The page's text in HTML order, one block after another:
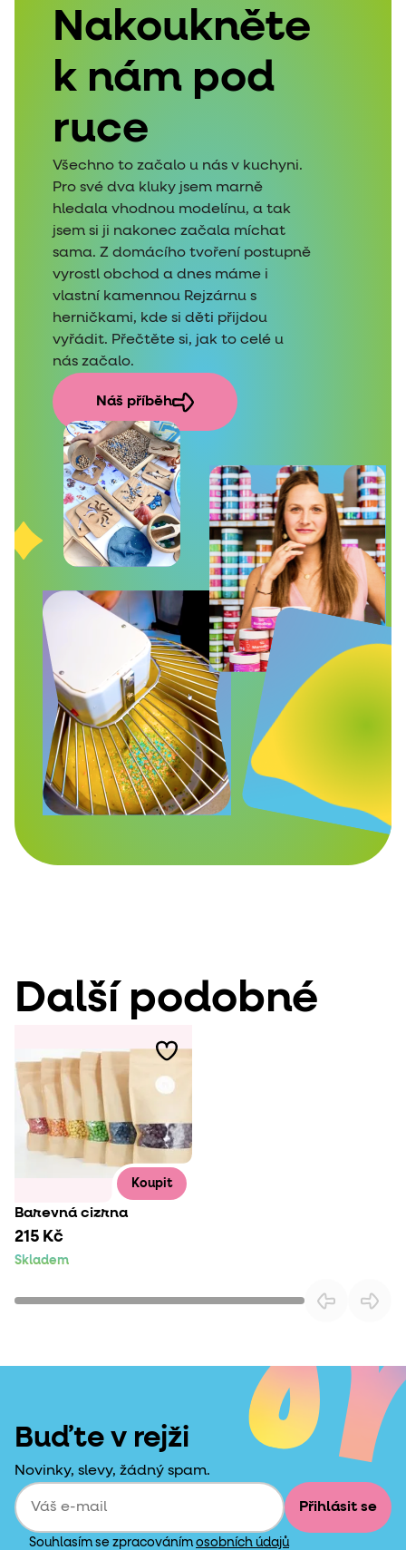
Nakoukněte
k nám pod
ruce
Všechno to začalo u nás v kuchyni.
Pro své dva kluky jsem marně
hledala vhodnou modelínu, a tak
jsem si ji nakonec začala míchat
sama. Z domácího tvoření postupně
vyrostl obchod a dnes máme i
vlastní kamennou Rejzárnu s
herničkami, kde si děti přijdou
vyřádit. Přečtěte si, jak to celé u
nás začalo.
Náš příběh
Další podobné
Koupit
Barevná cizrna
215 Kč
Skladem
Buďte v rejži
Novinky, slevy, žádný spam.
Přihlásit se
Souhlasím se zpracováním osobních údajů